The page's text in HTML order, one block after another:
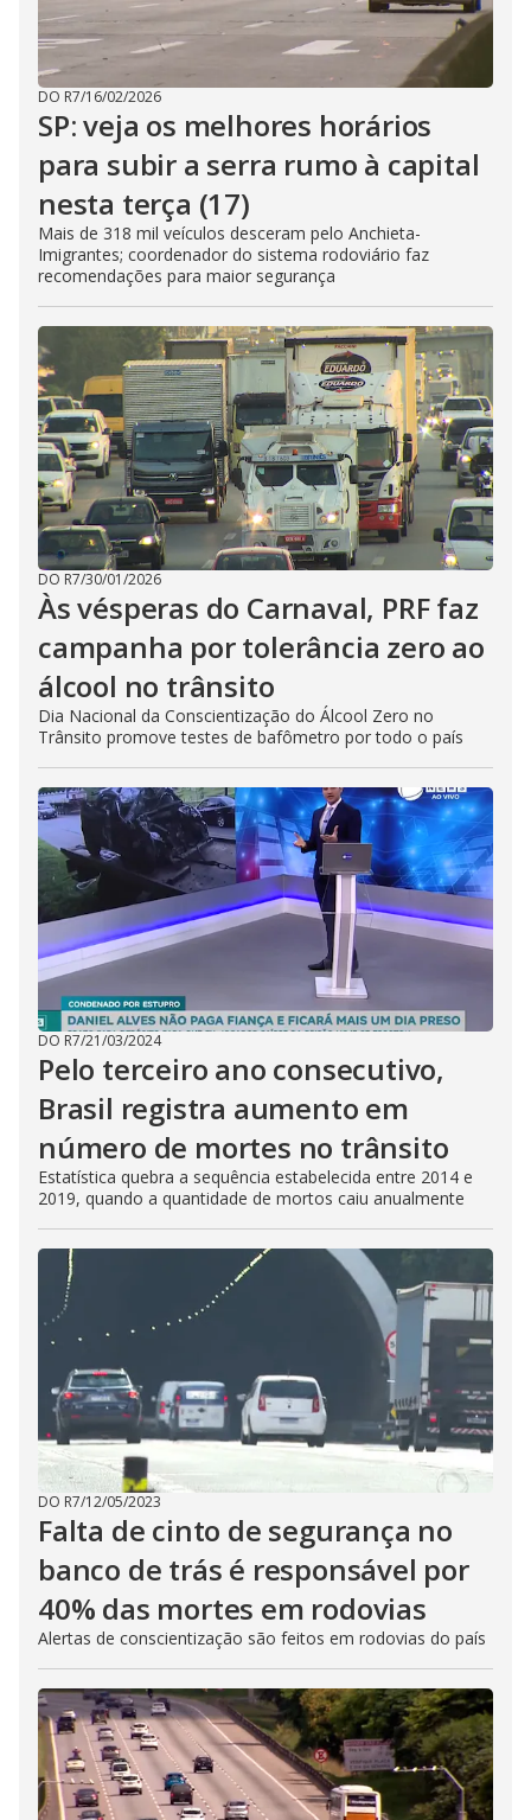
DO R7/16/02/2026
SP: veja os melhores horários
para subir a serra rumo à capital
nesta terça (17)
Mais de 318 mil veículos desceram pelo Anchieta-
Imigrantes; coordenador do sistema rodoviário faz
recomendações para maior segurança
DO R7/30/01/2026
Às vésperas do Carnaval, PRF faz
campanha por tolerância zero ao
álcool no trânsito
Dia Nacional da Conscientização do Álcool Zero no
Trânsito promove testes de bafômetro por todo o país
DO R7/21/03/2024
Pelo terceiro ano consecutivo,
Brasil registra aumento em
número de mortes no trânsito
Estatística quebra a sequência estabelecida entre 2014 e
2019, quando a quantidade de mortos caiu anualmente
DO R7/12/05/2023
Falta de cinto de segurança no
banco de trás é responsável por
40% das mortes em rodovias
Alertas de conscientização são feitos em rodovias do país